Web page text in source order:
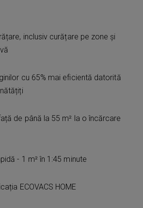
inclusiv curățare pe zone și
cu 65% mai eficientă datorită
de până la 55 m² la o încărcare
- 1 m² în 1:45 minute
ECOVACS HOME